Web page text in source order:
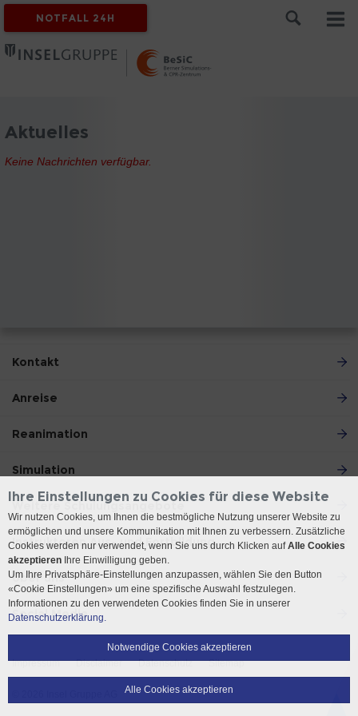
NOTFALL 24H
Aktuelles
Keine Nachrichten verfügbar.
Kontakt
Anreise
Reanimation
Simulation
Weitere Schulungsangebote
Instruktoren Aus- und Fortbildung
Über uns
Social Media
Impressum Disclaimer Datenschutz Sitemap
Ihre Einstellungen zu Cookies für diese Website
Wir nutzen Cookies, um Ihnen die bestmögliche Nutzung unserer Website zu
ermöglichen und unsere Kommunikation mit Ihnen zu verbessern. Zusätzliche
Cookies werden nur verwendet, wenn Sie uns durch Klicken aufAlle Cookies
akzeptieren Ihre Einwilligung geben.
Um Ihre Privatsphäre-Einstellungen anzupassen, wählen Sie den Button
«Cookie Einstellungen» um eine spezifische Auswahl festzulegen.
Informationen zu den verwendeten Cookies finden Sie in unserer
Datenschutzerklärung.
Notwendige Cookies akzeptieren
Alle Cookies akzeptieren